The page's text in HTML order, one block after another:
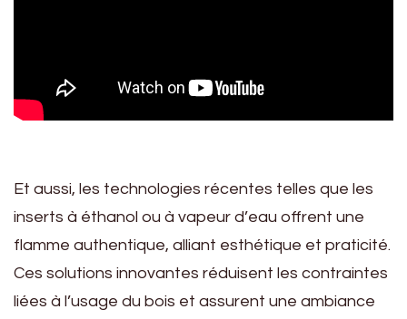
Et aussi, les technologies récentes telles que les
inserts à éthanol ou à vapeur d’eau offrent une
flamme authentique, alliant esthétique et praticité.
Ces solutions innovantes réduisent les contraintes
liées à l’usage du bois et assurent une ambiance